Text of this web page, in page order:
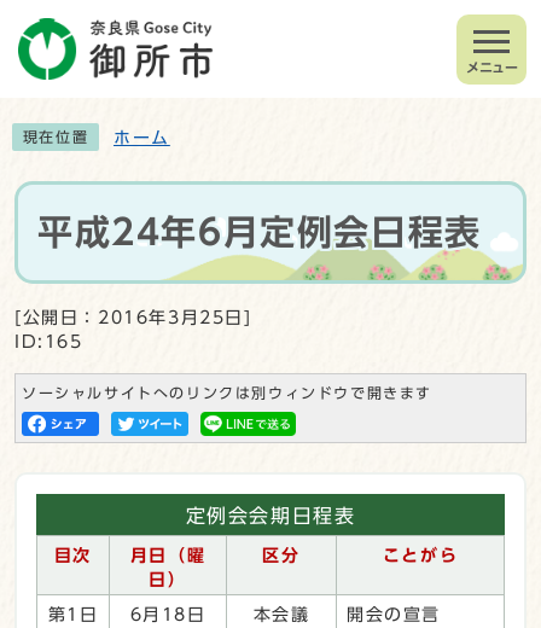
メニュー
現在位置 ホーム
平成24年6月定例会日程表
[公開日：2016年3月25日]
ID:165
ソーシャルサイトへのリンクは別ウィンドウで開きます
定例会会期日程表
目次
月日（曜
日）
区分 ことがら
第1日
6月18日
本会議
開会の宣言